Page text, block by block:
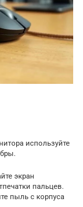
используйте
экран
пальцев.
пыль с корпуса